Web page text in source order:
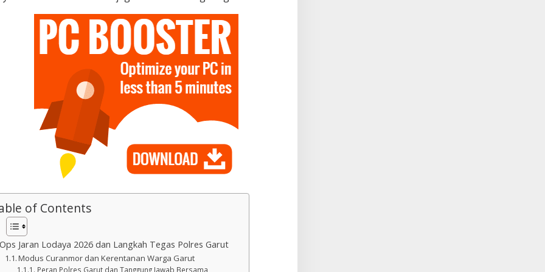
of Contents
Jaran Lodaya 2026 dan Langkah Tegas Polres Garut
Modus Curanmor dan Kerentanan Warga Garut
Peran Polres Garut dan Tanggung Jawab Bersama